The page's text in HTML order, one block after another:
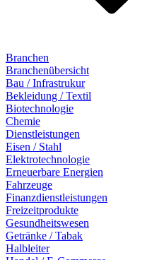
Branchen
Branchenübersicht
Bau / Infrastrukur
Bekleidung / Textil
Biotechnologie
Chemie
Dienstleistungen
Eisen / Stahl
Elektrotechnologie
Erneuerbare Energien
Fahrzeuge
Finanzdienstleistungen
Freizeitprodukte
Gesundheitswesen
Getränke / Tabak
Halbleiter